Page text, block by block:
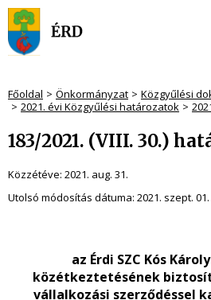
Főoldal Önkormányzat Közgyűlési
2021. évi Közgyűlési határozatok
183/2021. (VIII. 30.)
Közzétéve: 2021. aug. 31.
Utolsó módosítás dátuma: 2021. szept. 01.
az Érdi SZC Kós
közétkeztetésének
vállalkozási szerződéssel